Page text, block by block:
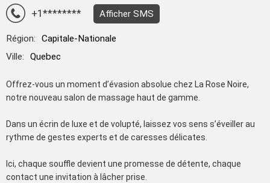
+1******** Afficher SMS
Région:
Capitale-Nationale
Ville:
Quebec
Offrez-vous un moment d’évasion absolue chez La Rose Noire,
notre nouveau salon de massage haut de gamme.
Dans un écrin de luxe et de volupté, laissez vos sens s’éveiller au
rythme de gestes experts et de caresses délicates.
Ici, chaque souffle devient une promesse de détente, chaque
contact une invitation à lâcher prise.